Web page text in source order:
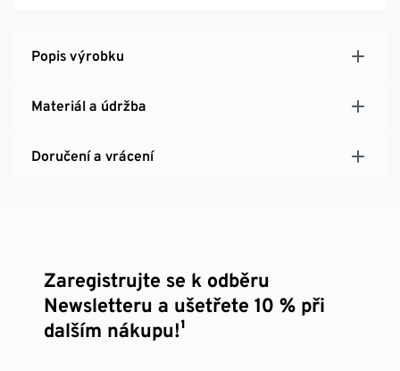
Popis výrobku
Materiál a údržba
Doručení a vrácení
Zaregistrujte se k odběru
Newsletteru a ušetřete 10 % při
dalším nákupu!¹